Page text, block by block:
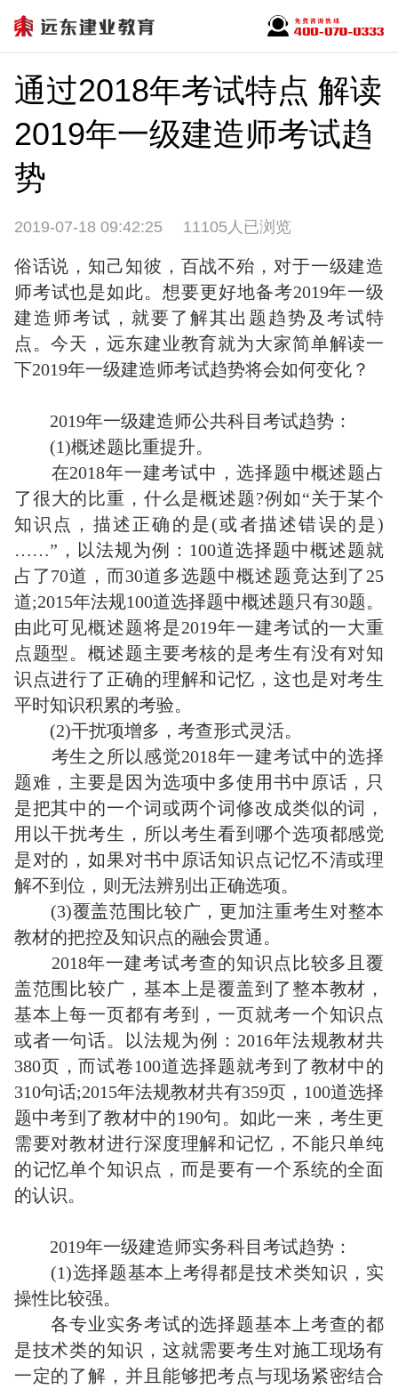
通过2018年考试特点 解读
2019年一级建造师考试趋
势
2019-07-18 09:42:25 11105人已浏览
俗话说，知己知彼，百战不殆，对于一级建造
师考试也是如此。想要更好地备考2019年一级
建造师考试，就要了解其出题趋势及考试特
点。今天，远东建业教育就为大家简单解读一
下2019年一级建造师考试趋势将会如何变化？
2019年一级建造师公共科目考试趋势：
(1)概述题比重提升。
在2018年一建考试中，选择题中概述题占
了很大的比重，什么是概述题?例如“关于某个
知识点，描述正确的是(或者描述错误的是)
……”，以法规为例：100道选择题中概述题就
占了70道，而30道多选题中概述题竟达到了25
道;2015年法规100道选择题中概述题只有30题。
由此可见概述题将是2019年一建考试的一大重
点题型。概述题主要考核的是考生有没有对知
识点进行了正确的理解和记忆，这也是对考生
平时知识积累的考验。
(2)干扰项增多，考查形式灵活。
考生之所以感觉2018年一建考试中的选择
题难，主要是因为选项中多使用书中原话，只
是把其中的一个词或两个词修改成类似的词，
用以干扰考生，所以考生看到哪个选项都感觉
是对的，如果对书中原话知识点记忆不清或理
解不到位，则无法辨别出正确选项。
(3)覆盖范围比较广，更加注重考生对整本
教材的把控及知识点的融会贯通。
2018年一建考试考查的知识点比较多且覆
盖范围比较广，基本上是覆盖到了整本教材，
基本上每一页都有考到，一页就考一个知识点
或者一句话。以法规为例：2016年法规教材共
380页，而试卷100道选择题就考到了教材中的
310句话;2015年法规教材共有359页，100道选择
题中考到了教材中的190句。如此一来，考生更
需要对教材进行深度理解和记忆，不能只单纯
的记忆单个知识点，而是要有一个系统的全面
的认识。
2019年一级建造师实务科目考试趋势：
(1)选择题基本上考得都是技术类知识，实
操性比较强。
各专业实务考试的选择题基本上考查的都
是技术类的知识，这就需要考生对施工现场有
一定的了解，并且能够把考点与现场紧密结合